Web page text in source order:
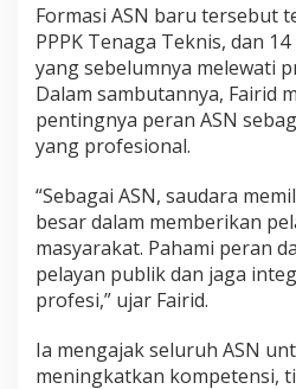
Formasi ASN baru tersebut
PPPK Tenaga Teknis, dan
yang sebelumnya melewati
Dalam sambutannya, Fairid
pentingnya peran ASN
yang profesional.
“Sebagai ASN, saudara
besar dalam memberikan
masyarakat. Pahami peran
pelayan publik dan jaga
profesi,” ujar Fairid.
Ia mengajak seluruh ASN
meningkatkan kompetensi,